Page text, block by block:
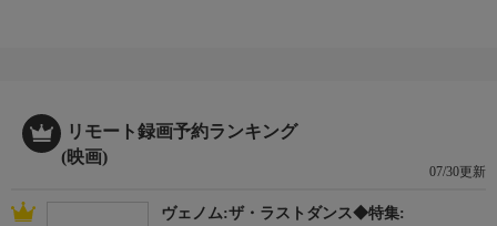
リモート録画予約ランキング
(映画)
07/30更新
ヴェノム:ザ・ラストダンス◆特集: